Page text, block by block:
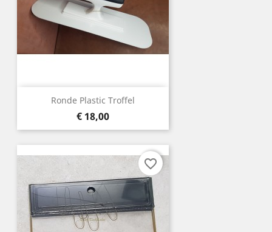
Ronde Plastic Troffel
Prijs
€ 18,00
favorite_border